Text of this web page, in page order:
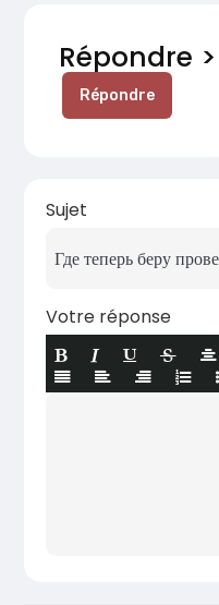
Répondre >
Répondre
Sujet
Votre réponse